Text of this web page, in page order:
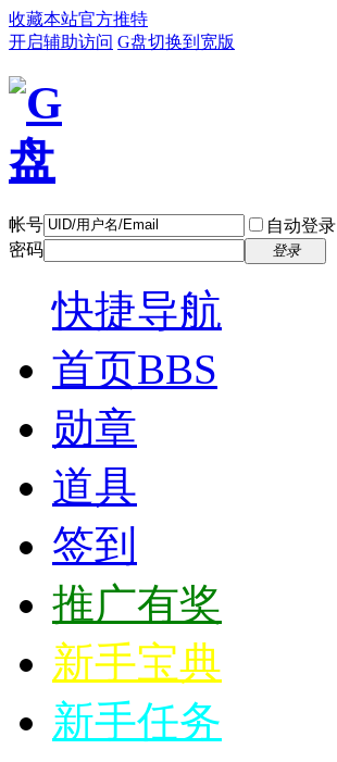
收藏本站官方推特
开启辅助访问 G盘切换到宽版
帐号 自动登录
密码
登录
快捷导航
首页BBS
勋章
道具
签到
推广有奖
新手宝典
新手任务